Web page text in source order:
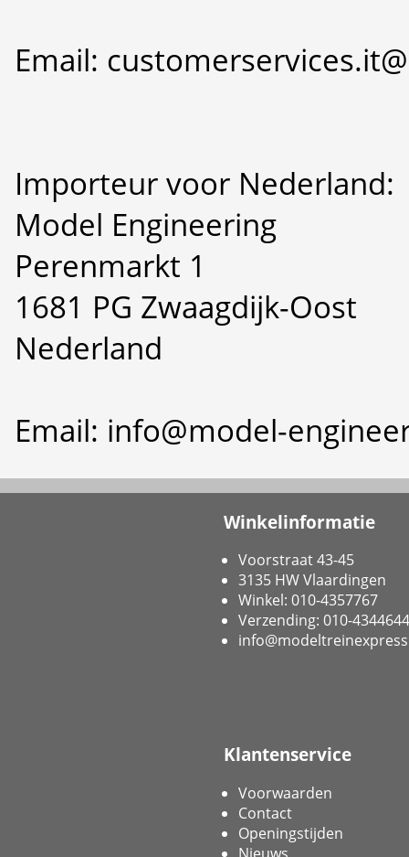
Email:
Importeur voor Nederland:
Model Engineering
Perenmarkt 1
1681 PG Zwaagdijk-Oost
Nederland
Email: info@model-
Winkelinformatie
Voorstraat 43-45
3135 HW Vlaardingen
Winkel: 010-4357767
Verzending: 010-4344644
Klantenservice
Voorwaarden
Contact
Openingstijden